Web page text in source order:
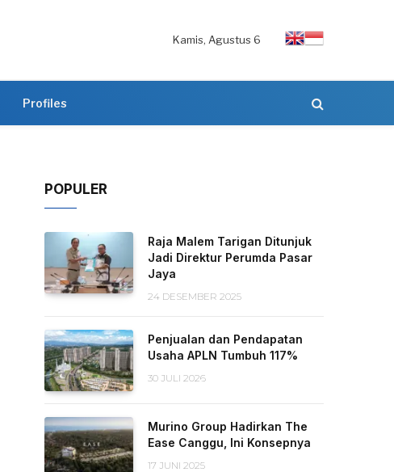
Kamis, Agustus 6
Profiles
POPULER
Raja Malem Tarigan Ditunjuk
Jadi Direktur Perumda Pasar
Jaya
24 DESEMBER 2025
Penjualan dan Pendapatan
Usaha APLN Tumbuh 117%
30 JULI 2026
Murino Group Hadirkan The
Ease Canggu, Ini Konsepnya
17 JUNI 2025